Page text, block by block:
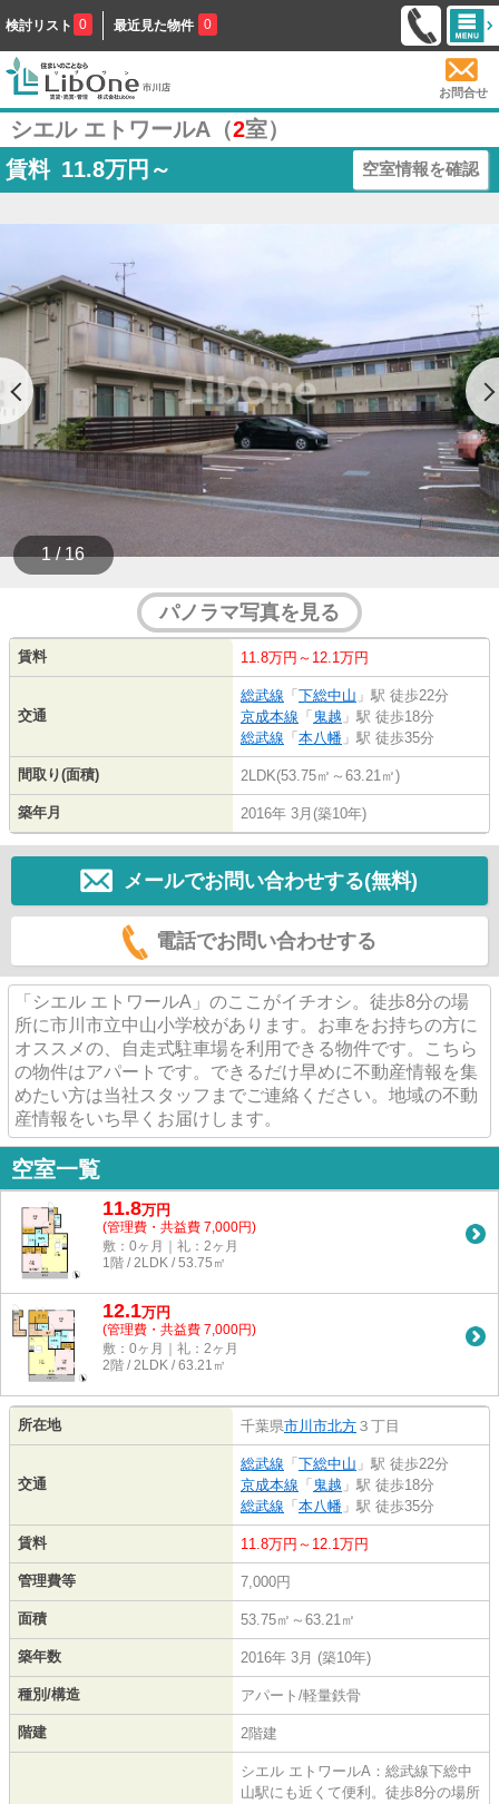
検討リスト 0 最近見た物件 0
お問合せ
シエル エトワールA（2室）
賃料 11.8万円～ 空室情報を確認
1 / 16
パノラマ写真を見る
賃料 11.8万円～12.1万円
交通
総武線 「 下総中山 」駅 徒歩22分
京成本線 「 鬼越 」駅 徒歩18分
総武線 「 本八幡 」駅 徒歩35分
間取り(面積) 2LDK(53.75㎡～63.21㎡)
築年月 2016年 3月(築10年)
メールでお問い合わせする(無料)
電話でお問い合わせする
「シエル エトワールA」のここがイチオシ。徒歩8分の場
所に市川市立中山小学校があります。お車をお持ちの方に
オススメの、自走式駐車場を利用できる物件です。こちら
の物件はアパートです。できるだけ早めに不動産情報を集
めたい方は当社スタッフまでご連絡ください。地域の不動
産情報をいち早くお届けします。
空室一覧
11.8万円
(管理費・共益費 7,000円)
敷：0ヶ月｜礼：2ヶ月
1階 / 2LDK / 53.75㎡
12.1万円
(管理費・共益費 7,000円)
敷：0ヶ月｜礼：2ヶ月
2階 / 2LDK / 63.21㎡
所在地 千葉県市川市北方 ３丁目
交通
総武線 「 下総中山 」駅 徒歩22分
京成本線 「 鬼越 」駅 徒歩18分
総武線 「 本八幡 」駅 徒歩35分
賃料 11.8万円～12.1万円
管理費等 7,000円
面積 53.75㎡～63.21㎡
築年数 2016年 3月 (築10年)
種別/構造 アパート/軽量鉄骨
階建 2階建
シエル エトワールA：総武線下総中
山駅にも近くて便利。徒歩8分の場所